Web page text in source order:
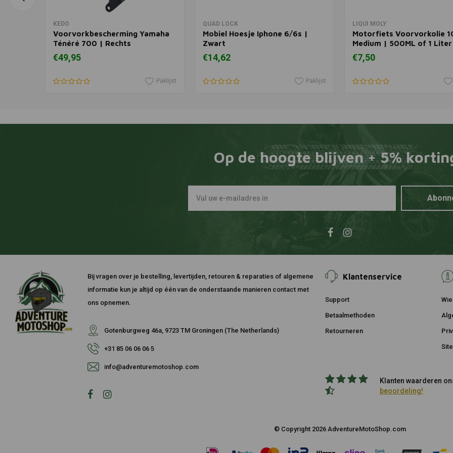
KEDO
Voorvorkbescherming Yamaha
Ténéré 700 | Rechts
€49,95
Paklijst
In winkelwagen
QUAD LOCK
Mobiel Hoesje Iphone 6/6s |
Zwart
€14,62
Paklijst
LIQUI MOLY
Motorfiets Voorvorkolie
Medium | 500ML of 1 Liter
€7,50
Op de hoogte blijven + 5%
Bij vragen over je bestelling, levertijden, retouren & reparaties of algemene
informatie kun je altijd op één van de onderstaande manieren contact met
ons opnemen.
Gotenburgweg 46a, 9723 TM Groningen (The Netherlands)
+31 85 06 06 06 5
info@adventuremotoshop.com
Klantenservice
Support
Betaalmethoden
Retourneren
Klanten waarderen
beoordeling!
© Copyright 2026 AdventureMotoShop.com